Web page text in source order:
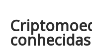
conhecidas